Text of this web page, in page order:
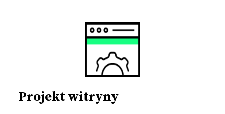
Projekt witryny